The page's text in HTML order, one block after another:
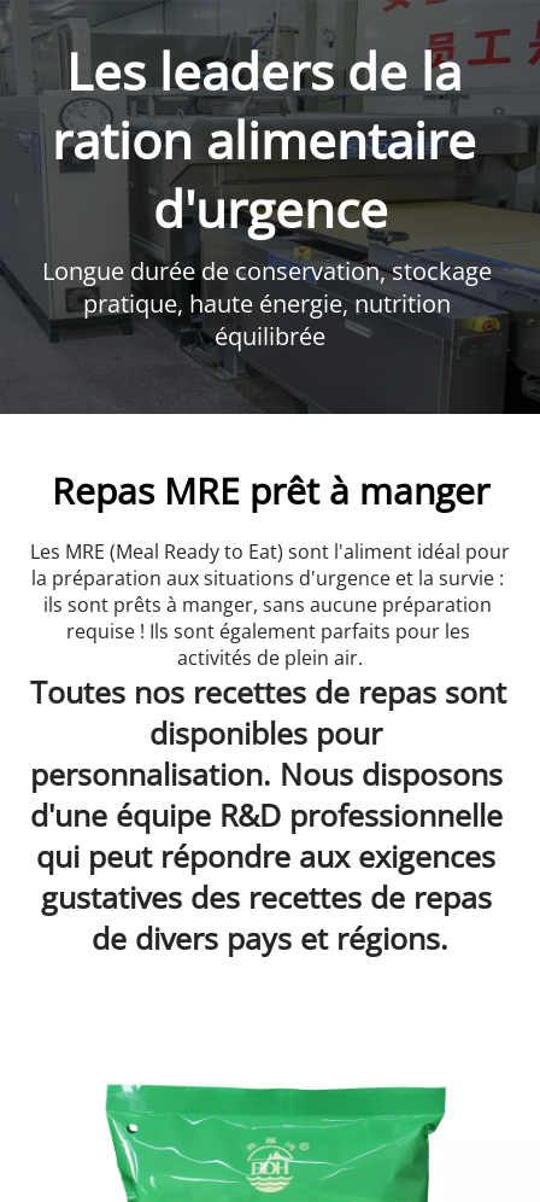
Les leaders de la
ration alimentaire
d'urgence
Longue durée de conservation, stockage
pratique, haute énergie, nutrition
équilibrée
Repas MRE prêt à manger
Les MRE (Meal Ready to Eat) sont l'aliment idéal pour
la préparation aux situations d'urgence et la survie :
ils sont prêts à manger, sans aucune préparation
requise ! Ils sont également parfaits pour les
activités de plein air.
Toutes nos recettes de repas sont
disponibles pour
personnalisation. Nous disposons
d'une équipe R&D professionnelle
qui peut répondre aux exigences
gustatives des recettes de repas
de divers pays et régions.